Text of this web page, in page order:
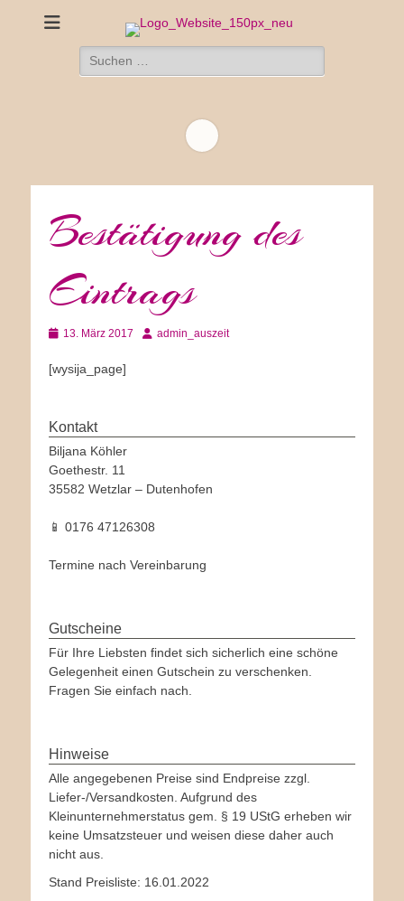
Suche
nach:
Bestätigung des
Eintrags
Veröffentlicht
13. März 2017 Autoradmin_auszeit
[wysija_page]
Kontakt
Biljana Köhler
Goethestr. 11
35582 Wetzlar – Dutenhofen
📱 0176 47126308
Termine nach Vereinbarung
Gutscheine
Für Ihre Liebsten findet sich sicherlich eine schöne
Gelegenheit einen Gutschein zu verschenken.
Fragen Sie einfach nach.
Hinweise
Alle angegebenen Preise sind Endpreise zzgl.
Liefer-/Versandkosten. Aufgrund des
Kleinunternehmerstatus gem. § 19 UStG erheben wir
keine Umsatzsteuer und weisen diese daher auch
nicht aus.
Stand Preisliste: 16.01.2022